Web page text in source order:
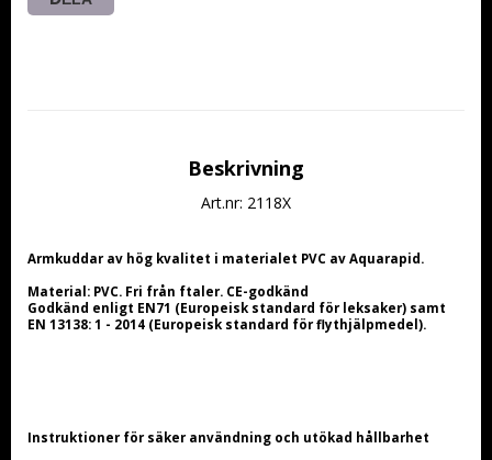
Beskrivning
Art.nr: 2118X
Armkuddar av hög kvalitet i materialet PVC av Aquarapid.
Material: PVC. Fri från ftaler. CE-godkänd
Godkänd enligt EN71 (Europeisk standard för leksaker) samt
EN 13138: 1 - 2014 (Europeisk standard för flythjälpmedel).
Instruktioner för säker användning och utökad hållbarhet